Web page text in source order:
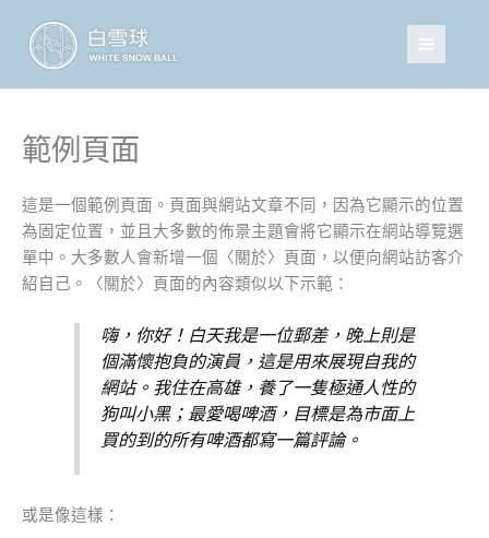
要
範例頁面
這是一個範例頁面。頁面與網站文章不同，因為它顯示的位置
為固定位置，並且大多數的佈景主題會將它顯示在網站導覽選
單中。大多數人會新增一個〈關於〉頁面，以便向網站訪客介
紹自己。〈關於〉頁面的內容類似以下示範：
嗨，你好！白天我是一位郵差，晚上則是
個滿懷抱負的演員，這是用來展現自我的
網站。我住在高雄，養了一隻極通人性的
狗叫小黑；最愛喝啤酒，目標是為市面上
買的到的所有啤酒都寫一篇評論。
或是像這樣：